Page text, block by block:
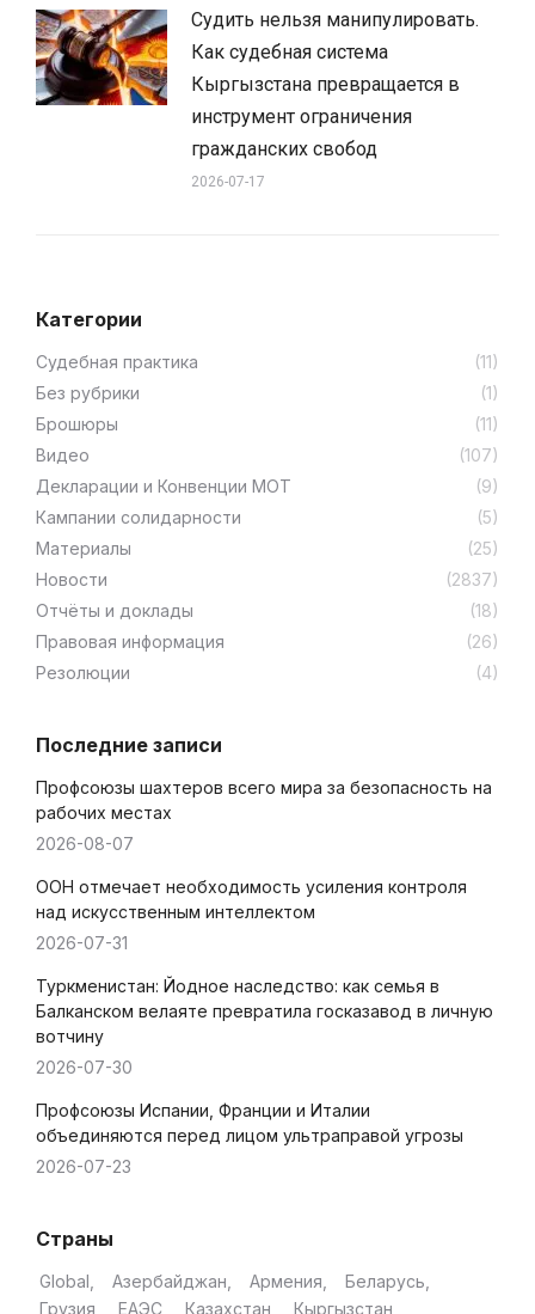
Судить нельзя манипулировать.
Как судебная система
Кыргызстана превращается в
инструмент ограничения
гражданских свобод
2026-07-17
Категории
Cудебная практика
(11)
Без рубрики
(1)
Брошюры
(11)
Видео
(107)
Декларации и Конвенции МОТ
(9)
Кампании солидарности
(5)
Материалы
(25)
Новости
(2837)
Отчёты и доклады
(18)
Правовая информация
(26)
Резолюции
(4)
Последние записи
Профсоюзы шахтеров всего мира за безопасность на
рабочих местах
2026-08-07
ООН отмечает необходимость усиления контроля
над искусственным интеллектом
2026-07-31
Туркменистан: Йодное наследство: как семья в
Балканском велаяте превратила госказавод в личную
вотчину
2026-07-30
Профсоюзы Испании, Франции и Италии
объединяются перед лицом ультраправой угрозы
2026-07-23
Страны
Global Азербайджан Армения
Беларусь
Грузия
ЕАЭС Казахстан Кыргызстан